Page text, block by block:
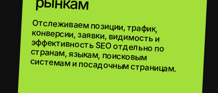
СОБИРАЕМ ЛОКАЛЬНУЮ
СЕМАНТИКУ